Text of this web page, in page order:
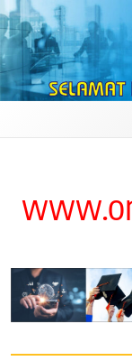
Skip
to
content